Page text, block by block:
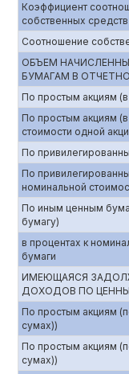
Коэффициент
собственных средств
Соотношение
ОБЪЕМ
БУМАГАМ В
По простым акциям
По простым акциям
стоимости одной
По
По
номинальной
По иным ценным
бумагу)
в процентах к
бумаги
ИМЕЮЩАЯСЯ
ДОХОДОВ ПО
По простым акциям
сумах))
По простым акциям
сумах))